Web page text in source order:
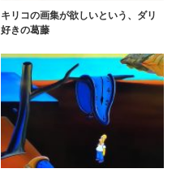
キリコの画集が欲しいという、ダリ
好きの葛藤